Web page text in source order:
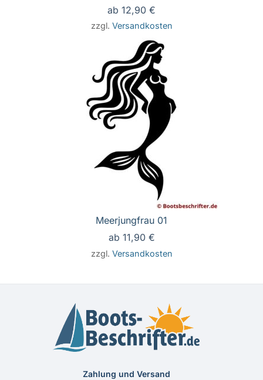
ab 12,90 €
zzgl. Versandkosten
Meerjungfrau 01
ab 11,90 €
zzgl. Versandkosten
Zahlung und Versand